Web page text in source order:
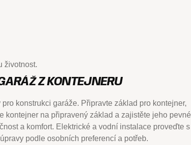
životnost.
Z KONTEJNERU
konstrukci garáže. Připravte základ pro kontejner,
na připravený základ a zajistěte jeho pevné
a komfort. Elektrické a vodní instalace proveďte s
podle osobních preferencí a potřeb.